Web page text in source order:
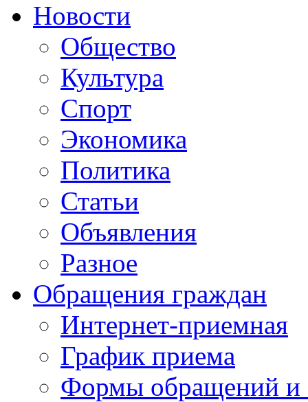
Новости
Общество
Культура
Спорт
Экономика
Политика
Статьи
Объявления
Разное
Обращения граждан
Интернет-приемная
График приема
Формы обращений и